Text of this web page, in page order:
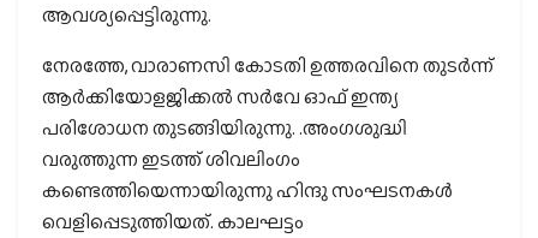
ആവശ്യപ്പെട്ടിരുന്നു.
നേരത്തേ, വാരാണസി കോടതി ഉത്തരവിനെ തുടര്‍ന്ന്
ആര്‍ക്കിയോളജിക്കല്‍ സര്‍വേ ഓഫ് ഇന്ത്യ
പരിശോധന തുടങ്ങിയിരുന്നു. .അംഗശുദ്ധി
വരുത്തുന്ന ഇടത്ത് ശിവലിംഗം
കണ്ടെത്തിയെന്നായിരുന്നു ഹിന്ദു സംഘടനകള്‍
വെളിപ്പെടുത്തിയത്. കാലഘട്ടം